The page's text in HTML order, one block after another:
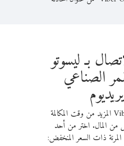
بـ ليسوتو
الصناعي
يمنحك Viber Out المزيد من وقت المكالمة
من المال. اختر من أحد
ذات السعر المنخفض: